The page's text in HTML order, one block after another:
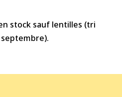
stock sauf lentilles (tri